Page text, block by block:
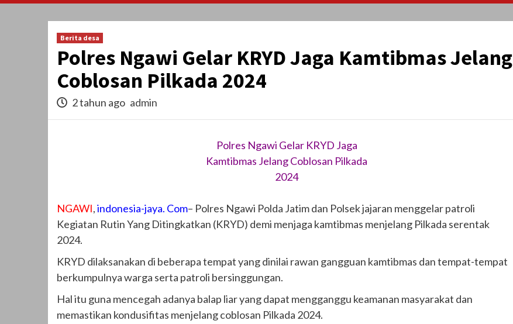
Berita desa
Polres Ngawi Gelar KRYD Jaga Kamtibmas Jelang
Coblosan Pilkada 2024
2 tahun ago admin
Polres Ngawi Gelar KRYD Jaga
Kamtibmas Jelang Coblosan Pilkada
2024
NGAWI,indonesia-jaya. Com– Polres Ngawi Polda Jatim dan Polsek jajaran menggelar patroli
Kegiatan Rutin Yang Ditingkatkan (KRYD) demi menjaga kamtibmas menjelang Pilkada serentak
2024.
KRYD dilaksanakan di beberapa tempat yang dinilai rawan gangguan kamtibmas dan tempat-tempat
berkumpulnya warga serta patroli bersinggungan.
Hal itu guna mencegah adanya balap liar yang dapat mengganggu keamanan masyarakat dan
memastikan kondusifitas menjelang coblosan Pilkada 2024.